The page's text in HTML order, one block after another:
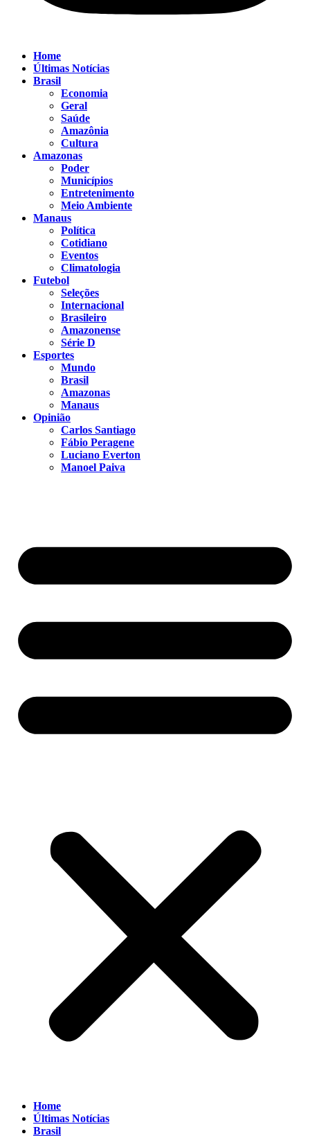
Home
Últimas Notícias
Brasil
Economia
Geral
Saúde
Amazônia
Cultura
Amazonas
Poder
Municípios
Entretenimento
Meio Ambiente
Manaus
Política
Cotidiano
Eventos
Climatologia
Futebol
Seleções
Internacional
Brasileiro
Amazonense
Série D
Esportes
Mundo
Brasil
Amazonas
Manaus
Opinião
Carlos Santiago
Fábio Peragene
Luciano Everton
Manoel Paiva
Home
Últimas Notícias
Brasil